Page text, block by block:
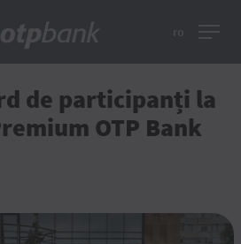
ro
de participanți la
OTP Bank